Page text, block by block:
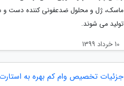
ماسک، ژل و محلول ضدعفونی کننده دست و
تولید می شوند.
10 خرداد 1399
جزئیات تخصیص وام کم بهره به